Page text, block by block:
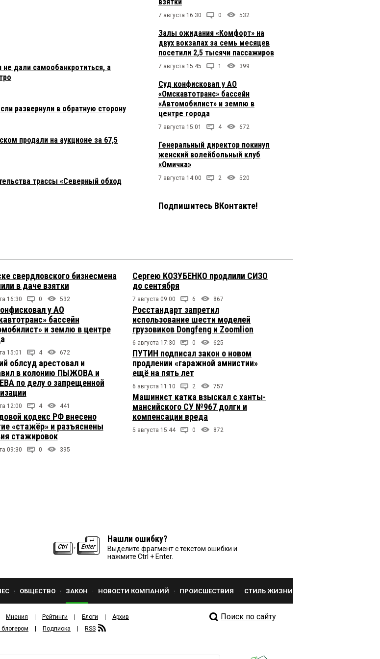
не дали самообанкротиться, а
развернули в обратную сторону
продали на аукционе за 67,5
трассы «Северный обход
7 августа 16:30 0 532
Залы ожидания «Комфорт» на
двух вокзалах за семь месяцев
посетили 2,5 тысячи пассажиров
7 августа 15:45 1 399
Суд конфисковал у АО
«Омскавтотранс» бассейн
«Автомобилист» и землю в
центре города
7 августа 15:01 4 672
Генеральный директор покинул
женский волейбольный клуб
«Омичка»
7 августа 14:00 2 520
Подпишитесь ВКонтакте!
свердловского бизнесмена
в даче взятки
16:30 0 532
у АО
бассейн
и землю в центре
15:01 4 672
облсуд арестовал и
в колонию ПЫЖОВА и
по делу о запрещенной
12:00 4 441
кодекс РФ внесено
«стажёр» и разъяснены
стажировок
09:30 0 395
Сергею КОЗУБЕНКО продлили СИЗО
до сентября
7 августа 09:00 6 867
Росстандарт запретил
использование шести моделей
грузовиков Dongfeng и Zoomlion
6 августа 17:30 0 625
ПУТИН подписал закон о новом
продлении «гаражной амнистии»
ещё на пять лет
6 августа 11:10 2 757
Машинист катка взыскал с ханты-
мансийского СУ №967 долги и
компенсации вреда
5 августа 15:44 0 872
Нашли ошибку?
Выделите фрагмент с текстом ошибки и
нажмите Ctrl + Enter.
ОБЩЕСТВО ЗАКОН НОВОСТИ КОМПАНИЙ ПРОИСШЕСТВИЯ СТИЛЬ ЖИЗНИ
Мнения Рейтинги Блоги
Архив
блогером Подписка RSS
Поиск по сайту